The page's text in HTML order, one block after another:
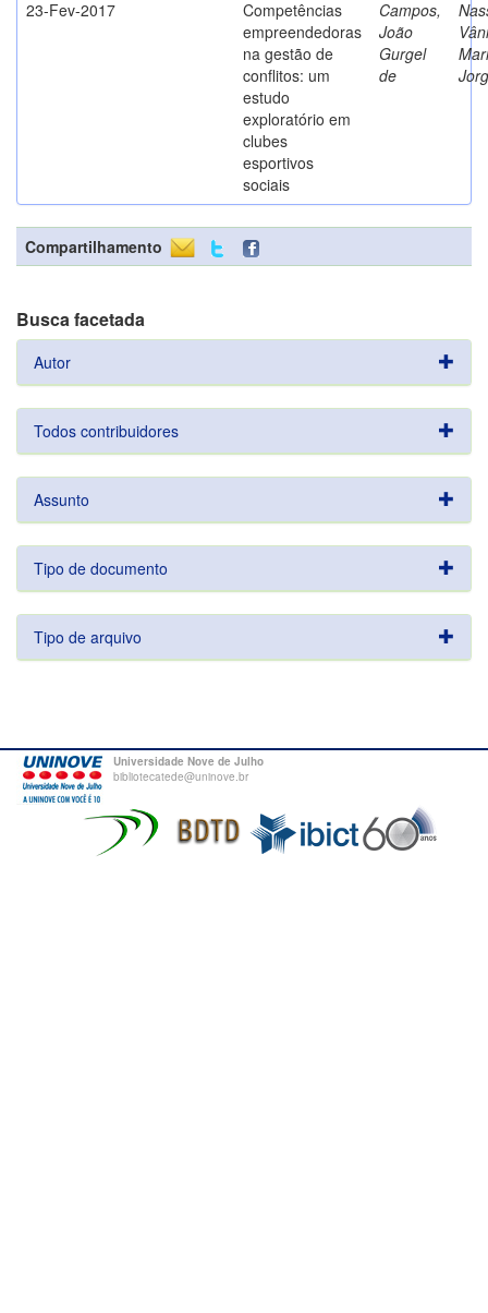
23-Fev-2017
Competências
empreendedoras
na gestão de
conflitos: um
estudo
exploratório em
clubes
esportivos
sociais
Campos,
João
Gurgel
de
Compartilhamento
Busca facetada
Autor
Todos contribuidores
Assunto
Tipo de documento
Tipo de arquivo
Universidade Nove de Julho
bibliotecatede@uninove.br